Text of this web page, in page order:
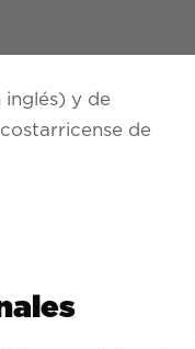
inglés) y de
de